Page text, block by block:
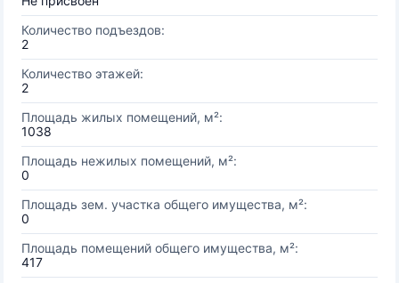
Количество подъездов:
2
Количество этажей:
2
Площадь жилых помещений, м²:
1038
Площадь нежилых помещений, м²:
0
Площадь зем. участка общего имущества, м²:
0
Площадь помещений общего имущества, м²:
417